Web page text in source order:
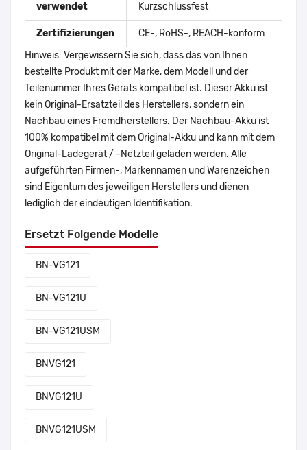
verwendet
Kurzschlussfest
Zertifizierungen
CE-, RoHS-, REACH-konform
Hinweis: Vergewissern Sie sich, dass das von Ihnen
bestellte Produkt mit der Marke, dem Modell und der
Teilenummer Ihres Geräts kompatibel ist. Dieser Akku ist
kein Original-Ersatzteil des Herstellers, sondern ein
Nachbau eines Fremdherstellers. Der Nachbau-Akku ist
100% kompatibel mit dem Original-Akku und kann mit dem
Original-Ladegerät / -Netzteil geladen werden. Alle
aufgeführten Firmen-, Markennamen und Warenzeichen
sind Eigentum des jeweiligen Herstellers und dienen
lediglich der eindeutigen Identifikation.
Ersetzt Folgende Modelle
BN-VG121
BN-VG121U
BN-VG121USM
BNVG121
BNVG121U
BNVG121USM